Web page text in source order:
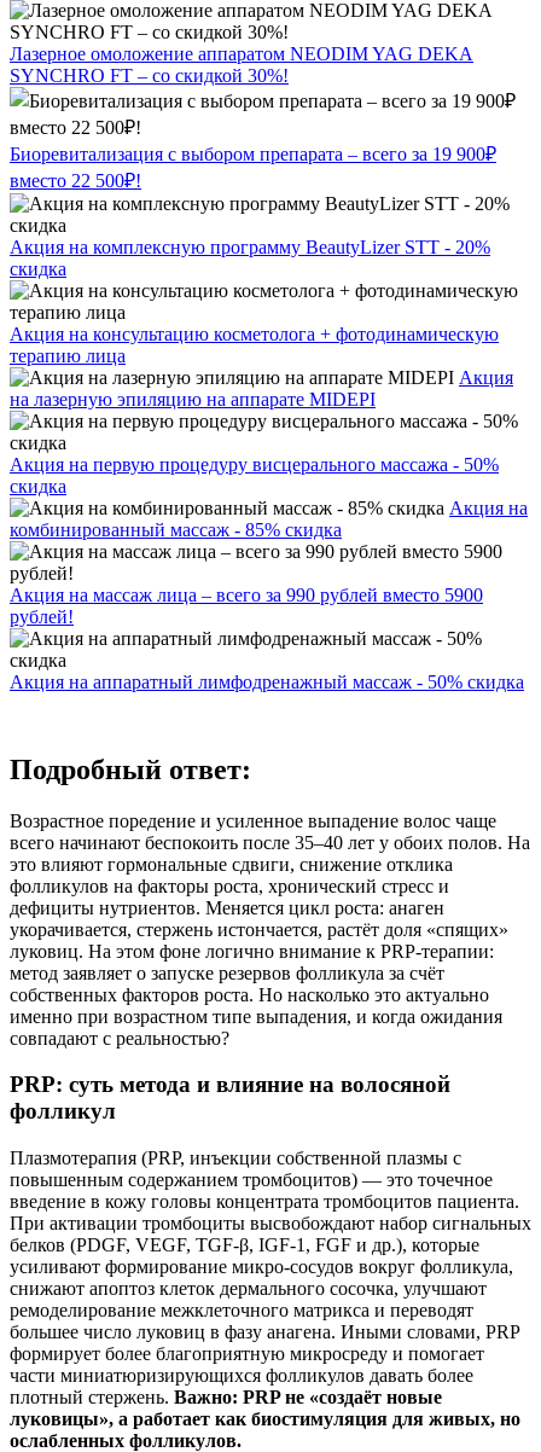
Лазерное омоложение аппаратом NEODIM YAG DEKA
SYNCHRO FT – со скидкой 30%!
Биоревитализация с выбором препарата – всего за 19 900₽
вместо 22 500₽!
Акция на комплексную программу BeautyLizer STT - 20%
скидка
Акция на консультацию косметолога + фотодинамическую
терапию лица
Акция
на лазерную эпиляцию на аппарате MIDEPI
Акция на первую процедуру висцерального массажа - 50%
скидка
Акция на
комбинированный массаж - 85% скидка
Акция на массаж лица – всего за 990 рублей вместо 5900
рублей!
Акция на аппаратный лимфодренажный массаж - 50% скидка
Подробный ответ:
Возрастное поредение и усиленное выпадение волос чаще
всего начинают беспокоить после 35–40 лет у обоих полов. На
это влияют гормональные сдвиги, снижение отклика
фолликулов на факторы роста, хронический стресс и
дефициты нутриентов. Меняется цикл роста: анаген
укорачивается, стержень истончается, растёт доля «спящих»
луковиц. На этом фоне логично внимание к PRP‑терапии:
метод заявляет о запуске резервов фолликула за счёт
собственных факторов роста. Но насколько это актуально
именно при возрастном типе выпадения, и когда ожидания
совпадают с реальностью?
PRP: суть метода и влияние на волосяной
фолликул
Плазмотерапия (PRP, инъекции собственной плазмы с
повышенным содержанием тромбоцитов) — это точечное
введение в кожу головы концентрата тромбоцитов пациента.
При активации тромбоциты высвобождают набор сигнальных
белков (PDGF, VEGF, TGF‑β, IGF‑1, FGF и др.), которые
усиливают формирование микро-сосудов вокруг фолликула,
снижают апоптоз клеток дермального сосочка, улучшают
ремоделирование межклеточного матрикса и переводят
большее число луковиц в фазу анагена. Иными словами, PRP
формирует более благоприятную микросреду и помогает
части миниатюризирующихся фолликулов давать более
плотный стержень. Важно: PRP не «создаёт новые
луковицы», а работает как биостимуляция для живых, но
ослабленных фолликулов.